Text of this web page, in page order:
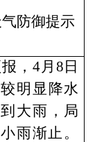
防御提示
， 4月 8 日
明显降水
大雨，局
雨渐止。